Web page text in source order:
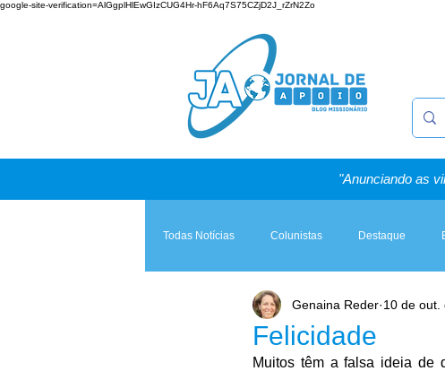
google-site-verification=AlGgplHlEwGIzCUG4Hr-hF6Aq7S75CZjD2J_rZrN2Zo
"Anunciando as
Todas Notícias Colunistas Destaque
Teologia & Prática A Igreja e a Lei
Felicidade
Genaina Reder 10 de out.
Muitos têm a falsa ideia de